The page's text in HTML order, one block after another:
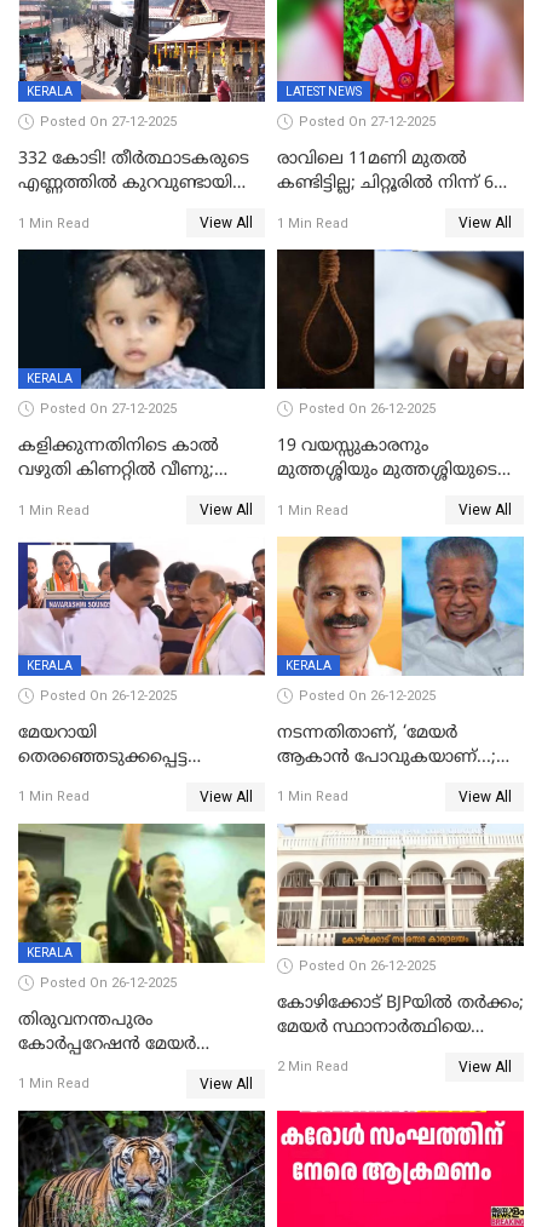
KERALA
Posted On 27-12-2025
332 കോടി! തീർത്ഥാടകരുടെ
എണ്ണത്തിൽ കുറവുണ്ടായിട്ടും
കുതിച്ചുയരുന്നു
1 Min Read View All
LATEST NEWS
Posted On 27-12-2025
രാവിലെ 11മണി മുതൽ
കണ്ടിട്ടില്ല; ചിറ്റൂരിൽ നിന്ന് 6
1 Min Read View All
KERALA
Posted On 27-12-2025
കളിക്കുന്നതിനിടെ കാൽ
വഴുതി കിണറ്റിൽ വീണു;
ദാരുണാന്ത്യം
1 Min Read View All
Posted On 26-12-2025
19 വയസ്സുകാരനും
മുത്തശ്ശിയും മുത്തശ്ശിയുടെ
മരിച്ചനിലയിൽ
1 Min Read View All
KERALA
Posted On 26-12-2025
മേയറായി
തെരഞ്ഞെടുക്കപ്പെട്ട
ആദ്യ വോട്ട് അസാധു; കണ്ണൂർ
ഡെപ്യൂട്ടി മേയർ സ്ഥാനത്ത്
താഹിറിന് വിജയം
1 Min Read View All
KERALA
Posted On 26-12-2025
നടന്നതിതാണ്, ‘മേയർ
ആകാൻ പോവുകയാണ്...;
മുഖ്യമന്ത്രിയുടെ ഓഫീസ്
തന്നെ വിശദീകരിയ്ക്കുന്നു;
സത്യമിതാണ്
1 Min Read View All
KERALA
Posted On 26-12-2025
തിരുവനന്തപുരം
കോര്‍പ്പറേഷന്‍ മേയര്‍
ഹൈക്കോടതിയിലേക്ക്;
സത്യപ്രതിജ്ഞ ചടങ്ങില്‍
ചട്ടലംഘനമെന്ന് പാർട്ടി
1 Min Read View All
Posted On 26-12-2025
കോഴിക്കോട് BJPയിൽ തർക്കം;
മേയർ സ്ഥാനാർത്ഥിയെ
2 Min Read View All